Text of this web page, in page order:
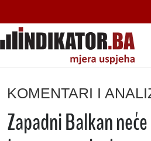
KOMENTARI I
Zapadni Balkan